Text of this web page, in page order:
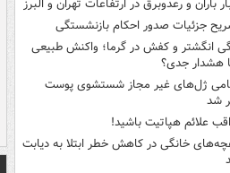
باران و رعدوبرق در ارتفاعات تهران و البرز
جزئیات صدور احکام بازنشستگی
انگشتر و کفش در گرما؛ واکنش طبیعی
هشدار جدی؟
ژل‌های غیر مجاز شستشوی پوست
شد
علائم هپاتیت باشید!
خانگی در کاهش خطر ابتلا به دیابت